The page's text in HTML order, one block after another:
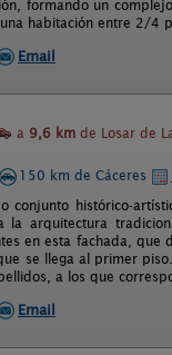
formando un
habitación entre 2/4
Email
a 9,6 km de Losar de
150 km de Cáceres
histórico-
la arquitectura
en esta fachada, que
se llega al primer
a los que
Email